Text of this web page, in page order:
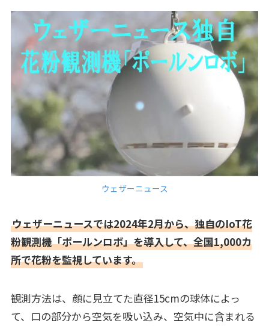
ウェザーニュース
ウェザーニュースでは2024年2月から、独自のIoT花
粉観測機「ポールンロボ」を導入して、全国1,000カ
所で花粉を監視しています。
観測方法は、顔に見立てた直径15cmの球体によっ
て、口の部分から空気を吸い込み、空気中に含まれる